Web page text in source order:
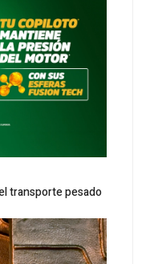
transporte pesado